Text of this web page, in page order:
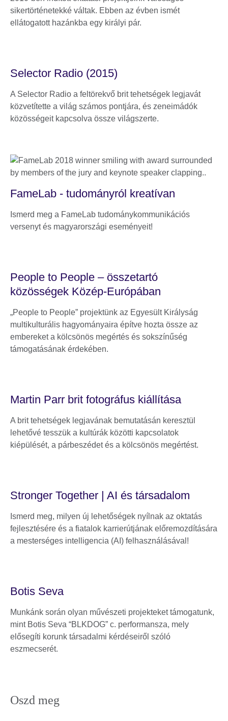
sikertörténetekké váltak. Ebben az évben ismét
ellátogatott hazánkba egy királyi pár.
Selector Radio (2015)
A Selector Radio a feltörekvő brit tehetségek legjavát
közvetítette a világ számos pontjára, és zeneimádók
közösségeit kapcsolva össze világszerte.
FameLab - tudományról kreatívan
Ismerd meg a FameLab tudománykommunikációs
versenyt és magyarországi eseményeit!
People to People – összetartó
közösségek Közép-Európában
„People to People” projektünk az Egyesült Királyság
multikulturális hagyományaira építve hozta össze az
embereket a kölcsönös megértés és sokszínűség
támogatásának érdekében.
Martin Parr brit fotográfus kiállítása
A brit tehetségek legjavának bemutatásán keresztül
lehetővé tesszük a kultúrák közötti kapcsolatok
kiépülését, a párbeszédet és a kölcsönös megértést.
Stronger Together | AI és társadalom
Ismerd meg, milyen új lehetőségek nyílnak az oktatás
fejlesztésére és a fiatalok karrierútjának előremozdítására
a mesterséges intelligencia (AI) felhasználásával!
Botis Seva
Munkánk során olyan művészeti projekteket támogatunk,
mint Botis Seva “BLKDOG” c. performansza, mely
elősegíti korunk társadalmi kérdéseiről szóló
eszmecserét.
Oszd meg